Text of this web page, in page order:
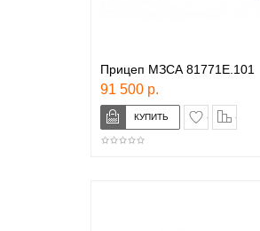
Прицеп МЗСА 81771Е.101
91 500 р.
в закладки